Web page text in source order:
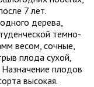
7 лет.
дерева,
темно-
весом, сочные,
плода сухой,
Назначение плодов
высокая.